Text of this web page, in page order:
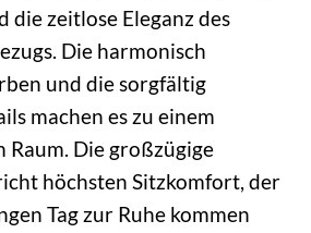
die zeitlose Eleganz des
Die harmonisch
und die sorgfältig
machen es zu einem
Raum. Die großzügige
höchsten Sitzkomfort, der
Tag zur Ruhe kommen